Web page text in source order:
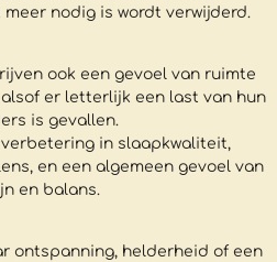
nodig is wordt verwijderd.
ook een gevoel van ruimte
er letterlijk een last van hun
is gevallen.
in slaapkwaliteit,
en een algemeen gevoel van
en balans.
ontspanning, helderheid of een